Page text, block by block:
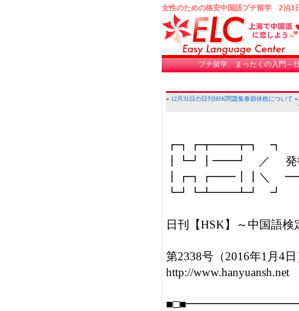
女性のための格安中国語プチ留学 2泊3
プチ留学、まったくの入門～
« 12月31日の日刊HSK問題集春節休校について »
┏┓┏┳━━┳┓　┓
┃┗┛┃━━┛　／     発行
┃┏┓┏━━┃┃＼　
┗┛┗┻━━┻┛　┛
日刊【HSK】～中国語
第2338号（2016年1月4
http://www.hanyuansh.net